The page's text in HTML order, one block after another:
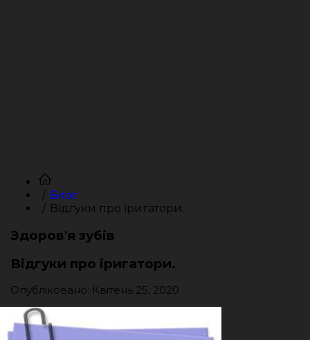
Блог
Відгуки про іригатори.
Здоров'я зубів
Відгуки про іригатори.
Опубліковано: Квітень 25, 2020